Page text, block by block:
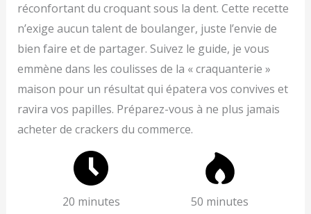
réconfortant du croquant sous la dent. Cette recette
n’exige aucun talent de boulanger, juste l’envie de
bien faire et de partager. Suivez le guide, je vous
emmène dans les coulisses de la « craquanterie »
maison pour un résultat qui épatera vos convives et
ravira vos papilles. Préparez-vous à ne plus jamais
acheter de crackers du commerce.
20 minutes 50 minutes